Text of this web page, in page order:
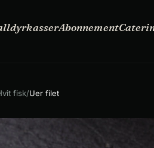
fisk/Uer filet
Abonnement